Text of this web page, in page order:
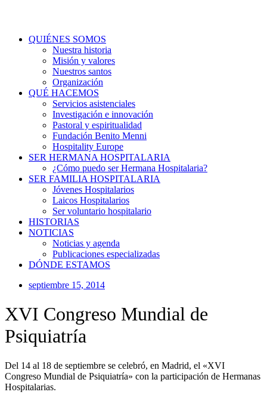
QUIÉNES SOMOS
Nuestra historia
Misión y valores
Nuestros santos
Organización
QUÉ HACEMOS
Servicios asistenciales
Investigación e innovación
Pastoral y espiritualidad
Fundación Benito Menni
Hospitality Europe
SER HERMANA HOSPITALARIA
¿Cómo puedo ser Hermana Hospitalaria?
SER FAMILIA HOSPITALARIA
Jóvenes Hospitalarios
Laicos Hospitalarios
Ser voluntario hospitalario
HISTORIAS
NOTICIAS
Noticias y agenda
Publicaciones especializadas
DÓNDE ESTAMOS
septiembre 15, 2014
XVI Congreso Mundial de
Psiquiatría
Del 14 al 18 de septiembre se celebró, en Madrid, el «XVI
Congreso Mundial de Psiquiatría» con la participación de Hermanas
Hospitalarias.